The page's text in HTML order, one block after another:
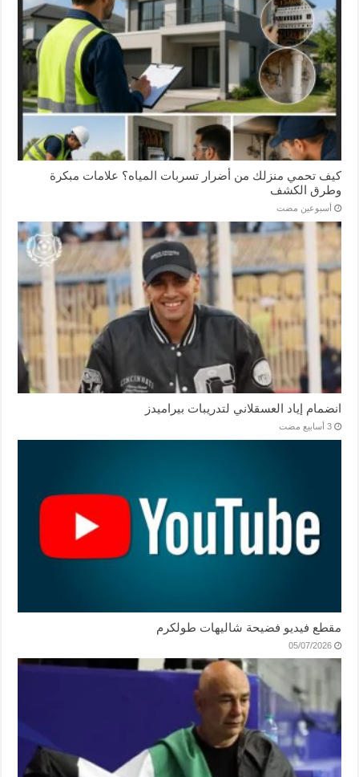
كيف تحمي منزلك من أضرار تسربات المياه؟ علامات مبكرة
وطرق الكشف
‏أسبوعين مضت
انضمام إياد العسقلاني لتدريبات بيراميدز
‏3 أسابيع مضت
مقطع فيديو فضيحة شاليهات طولكرم
05/07/2026